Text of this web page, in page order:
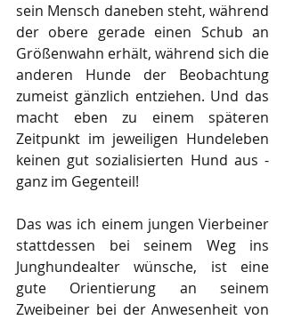
sein Mensch daneben steht, während
der obere gerade einen Schub an
Größenwahn erhält, während sich die
anderen Hunde der Beobachtung
zumeist gänzlich entziehen. Und das
macht eben zu einem späteren
Zeitpunkt im jeweiligen Hundeleben
keinen gut sozialisierten Hund aus -
ganz im Gegenteil!
Das was ich einem jungen Vierbeiner
stattdessen bei seinem Weg ins
Junghundealter wünsche, ist eine
gute Orientierung an seinem
Zweibeiner bei der Anwesenheit von